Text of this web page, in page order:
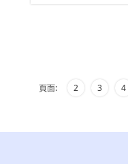
頁面: 2 3 4